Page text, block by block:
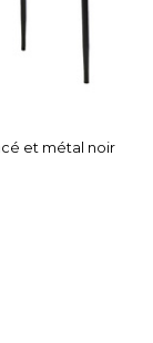
et métal noir